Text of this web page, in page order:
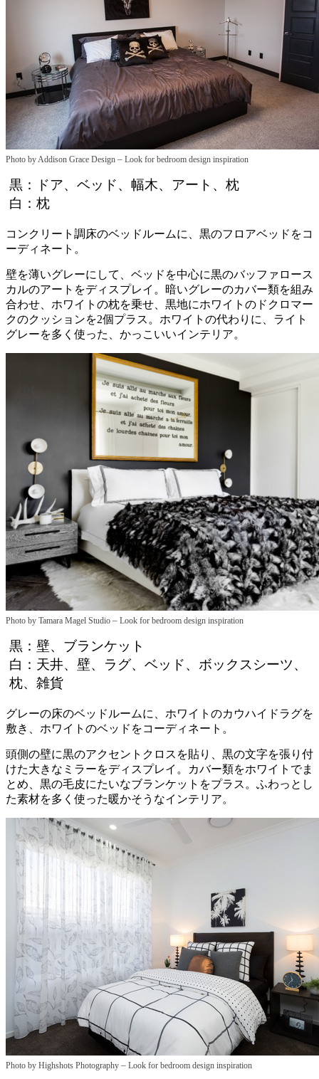
Photo by Addison Grace Design – Look for bedroom design inspiration
黒：ドア、ベッド、幅木、アート、枕
白：枕
コンクリート調床のベッドルームに、黒のフロアベッドをコ
ーディネート。
壁を薄いグレーにして、ベッドを中心に黒のバッファロース
カルのアートをディスプレイ。暗いグレーのカバー類を組み
合わせ、ホワイトの枕を乗せ、黒地にホワイトのドクロマー
クのクッションを2個プラス。ホワイトの代わりに、ライト
グレーを多く使った、かっこいいインテリア。
Photo by Tamara Magel Studio – Look for bedroom design inspiration
黒：壁、ブランケット
白：天井、壁、ラグ、ベッド、ボックスシーツ、
枕、雑貨
グレーの床のベッドルームに、ホワイトのカウハイドラグを
敷き、ホワイトのベッドをコーディネート。
頭側の壁に黒のアクセントクロスを貼り、黒の文字を張り付
けた大きなミラーをディスプレイ。カバー類をホワイトでま
とめ、黒の毛皮にたいなブランケットをプラス。ふわっとし
た素材を多く使った暖かそうなインテリア。
Photo by Highshots Photography – Look for bedroom design inspiration